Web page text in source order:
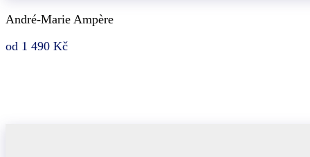
André-Marie Ampère
od 1 490 Kč